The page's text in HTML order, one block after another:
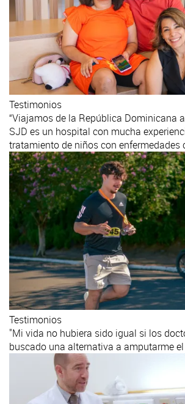
Testimonios
“Viajamos de la República Dominicana
SJD es un hospital con mucha
tratamiento de niños con enfermedades
Testimonios
"Mi vida no hubiera sido igual si los
buscado una alternativa a amputarme el